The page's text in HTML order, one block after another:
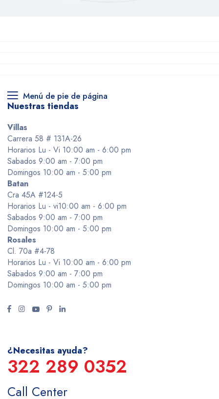
Menú de pie de página
Nuestras tiendas
Villas
Carrera 58 # 131A-26
Horarios Lu - Vi 10:00 am - 6:00 pm
Sabados 9:00 am - 7:00 pm
Domingos 10:00 am - 5:00 pm
Batan
Cra 45A #124-5
Horarios Lu - vi10:00 am - 6:00 pm
Sabados 9:00 am - 7:00 pm
Domingos 10:00 am - 5:00 pm
Rosales
Cl. 70a #4-78
Horarios Lu - Vi 10:00 am - 6:00 pm
Sabados 9:00 am - 7:00 pm
Domingos 10:00 am - 5:00 pm
¿Necesitas ayuda?
322 289 0352
Call Center